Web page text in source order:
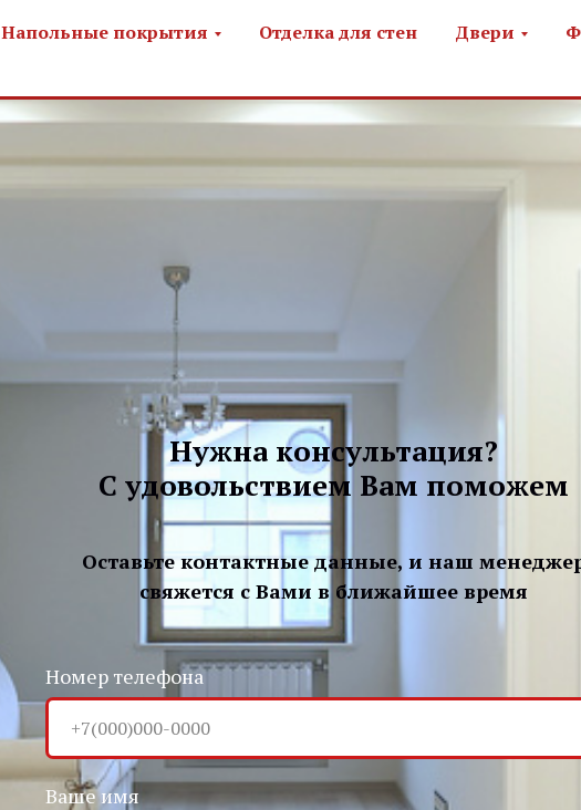
Напольные покрытия Отделка для стен Двери
Нужна консультация?
С удовольствием Вам поможем
Оставьте контактные данные, и наш
свяжется с Вами в ближайшее время
Номер телефона
Ваше имя